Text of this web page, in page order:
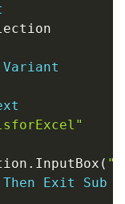
Variant
. InputBox (
Then Exit Sub